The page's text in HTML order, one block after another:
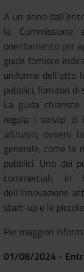
A un anno
la Commissione
orientamento per
guida fornisce
uniforme dell'atto
pubblici, fornitori di
La guida
regola i servizi di
altruism, ovvero
generale, come la
pubblici. Uno dei
commerciali,
dell'innovazione
start-up e le
Per maggiori
01/08/2024 -